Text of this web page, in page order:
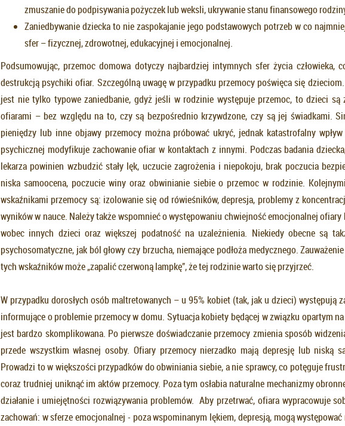
zmuszanie do podpisywania pożyczek lub weksli, ukrywanie stanu finansowego
Zaniedbywanie dziecka to nie zaspokajanie jego podstawowych potrzeb w co
sfer – fizycznej, zdrowotnej, edukacyjnej i emocjonalnej.
Podsumowując, przemoc domowa dotyczy najbardziej intymnych sfer życia człowieka,
destrukcją psychiki ofiar. Szczególną uwagę w przypadku przemocy poświęca się
jest nie tylko typowe zaniedbanie, gdyż jeśli w rodzinie występuje przemoc, to dzieci są
ofiarami – bez względu na to, czy są bezpośrednio krzywdzone, czy są jej świadkami.
pieniędzy lub inne objawy przemocy można próbować ukryć, jednak katastrofalny
psychicznej modyfikuje zachowanie ofiar w kontaktach z innymi. Podczas badania
lekarza powinien wzbudzić stały lęk, uczucie zagrożenia i niepokoju, brak poczucia
niska samoocena, poczucie winy oraz obwinianie siebie o przemoc w rodzinie.
wskaźnikami przemocy są: izolowanie się od rówieśników, depresja, problemy z
wyników w nauce. Należy także wspomnieć o występowaniu chwiejność emocjonalnej ofiary
wobec innych dzieci oraz większej podatność na uzależnienia. Niekiedy obecne są
psychosomatyczne, jak ból głowy czy brzucha, niemające podłoża medycznego.
tych wskaźników może „zapalić czerwoną lampkę”, że tej rodzinie warto się przyjrzeć.
W przypadku dorosłych osób maltretowanych – u 95% kobiet (tak, jak u dzieci) występują
informujące o problemie przemocy w domu. Sytuacja kobiety będącej w związku opartym
jest bardzo skomplikowana. Po pierwsze doświadczanie przemocy zmienia sposób
przede wszystkim własnej osoby. Ofiary przemocy nierzadko mają depresję lub niską
Prowadzi to w większości przypadków do obwiniania siebie, a nie sprawcy, co potęguje
coraz trudniej uniknąć im aktów przemocy. Poza tym osłabia naturalne mechanizmy
działanie i umiejętności rozwiązywania problemów. Aby przetrwać, ofiara wypracowuje
zachowań: w sferze emocjonalnej - poza wspominanym lękiem, depresją, mogą występować